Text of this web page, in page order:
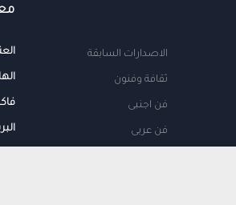
الاصدارات السابقة
ثقافة وفنون
فن اجنبى
فن عربى